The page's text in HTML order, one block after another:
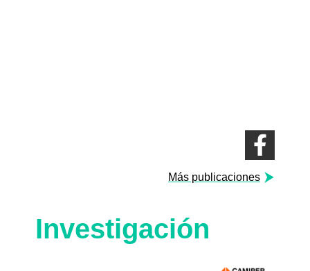
Más publicaciones
Investigación